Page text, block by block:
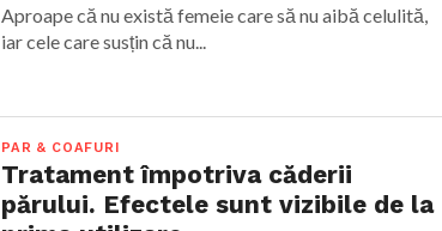
Aproape că nu există femeie care să nu aibă celulită,
iar cele care susțin că nu...
PAR & COAFURI
Tratament împotriva căderii
părului. Efectele sunt vizibile de la